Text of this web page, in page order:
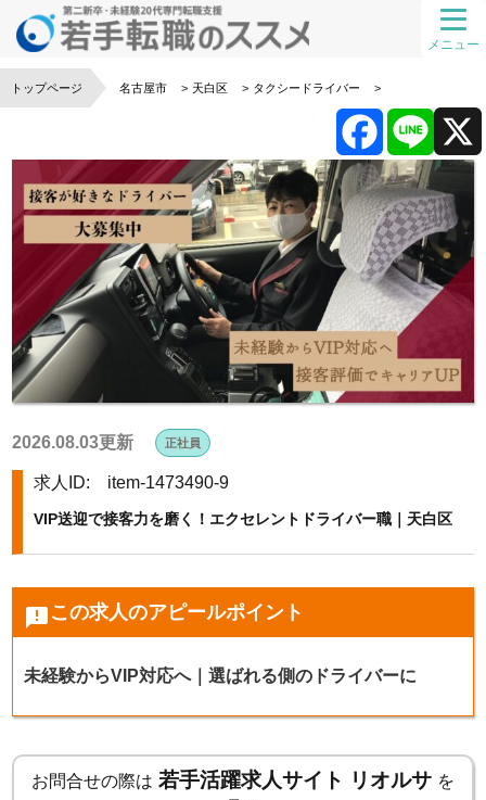
メニュー
トップページ 名古屋市 天白区 タクシードライバー
2026.08.03更新 正社員
求人ID: item-1473490-9
VIP送迎で接客力を磨く！エクセレントドライバー職｜天白区
announcement この求人のアピールポイント
未経験からVIP対応へ｜選ばれる側のドライバーに
お問合せの際は 若手活躍求人サイト リオルサ を
F
a
e
b
k
L
i
n